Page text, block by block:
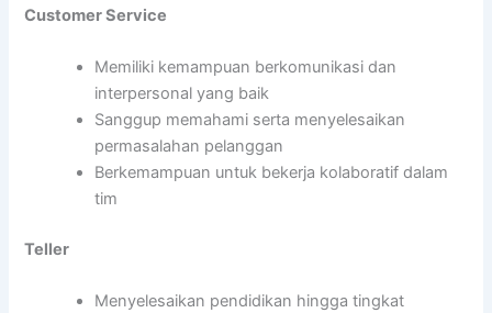
Customer Service
Memiliki kemampuan berkomunikasi dan
interpersonal yang baik
Sanggup memahami serta menyelesaikan
permasalahan pelanggan
Berkemampuan untuk bekerja kolaboratif dalam
tim
Teller
Menyelesaikan pendidikan hingga tingkat